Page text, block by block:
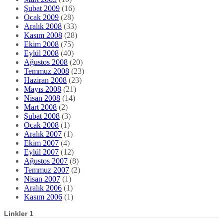
Şubat 2009 (16)
Ocak 2009 (28)
Aralık 2008 (33)
Kasım 2008 (28)
Ekim 2008 (75)
Eylül 2008 (40)
Ağustos 2008 (20)
Temmuz 2008 (23)
Haziran 2008 (23)
Mayıs 2008 (21)
Nisan 2008 (14)
Mart 2008 (2)
Şubat 2008 (3)
Ocak 2008 (1)
Aralık 2007 (1)
Ekim 2007 (4)
Eylül 2007 (12)
Ağustos 2007 (8)
Temmuz 2007 (2)
Nisan 2007 (1)
Aralık 2006 (1)
Kasım 2006 (1)
Linkler 1